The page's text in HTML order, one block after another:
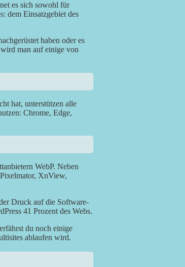
es sich sowohl für
dem Einsatzgebiet des
haben oder es
man auf einige von
hat, unterstützen alle
Chrome, Edge,
WebP. Neben
XnView,
Druck auf die Software-
41 Prozent des Webs.
du noch einige
ablaufen wird.